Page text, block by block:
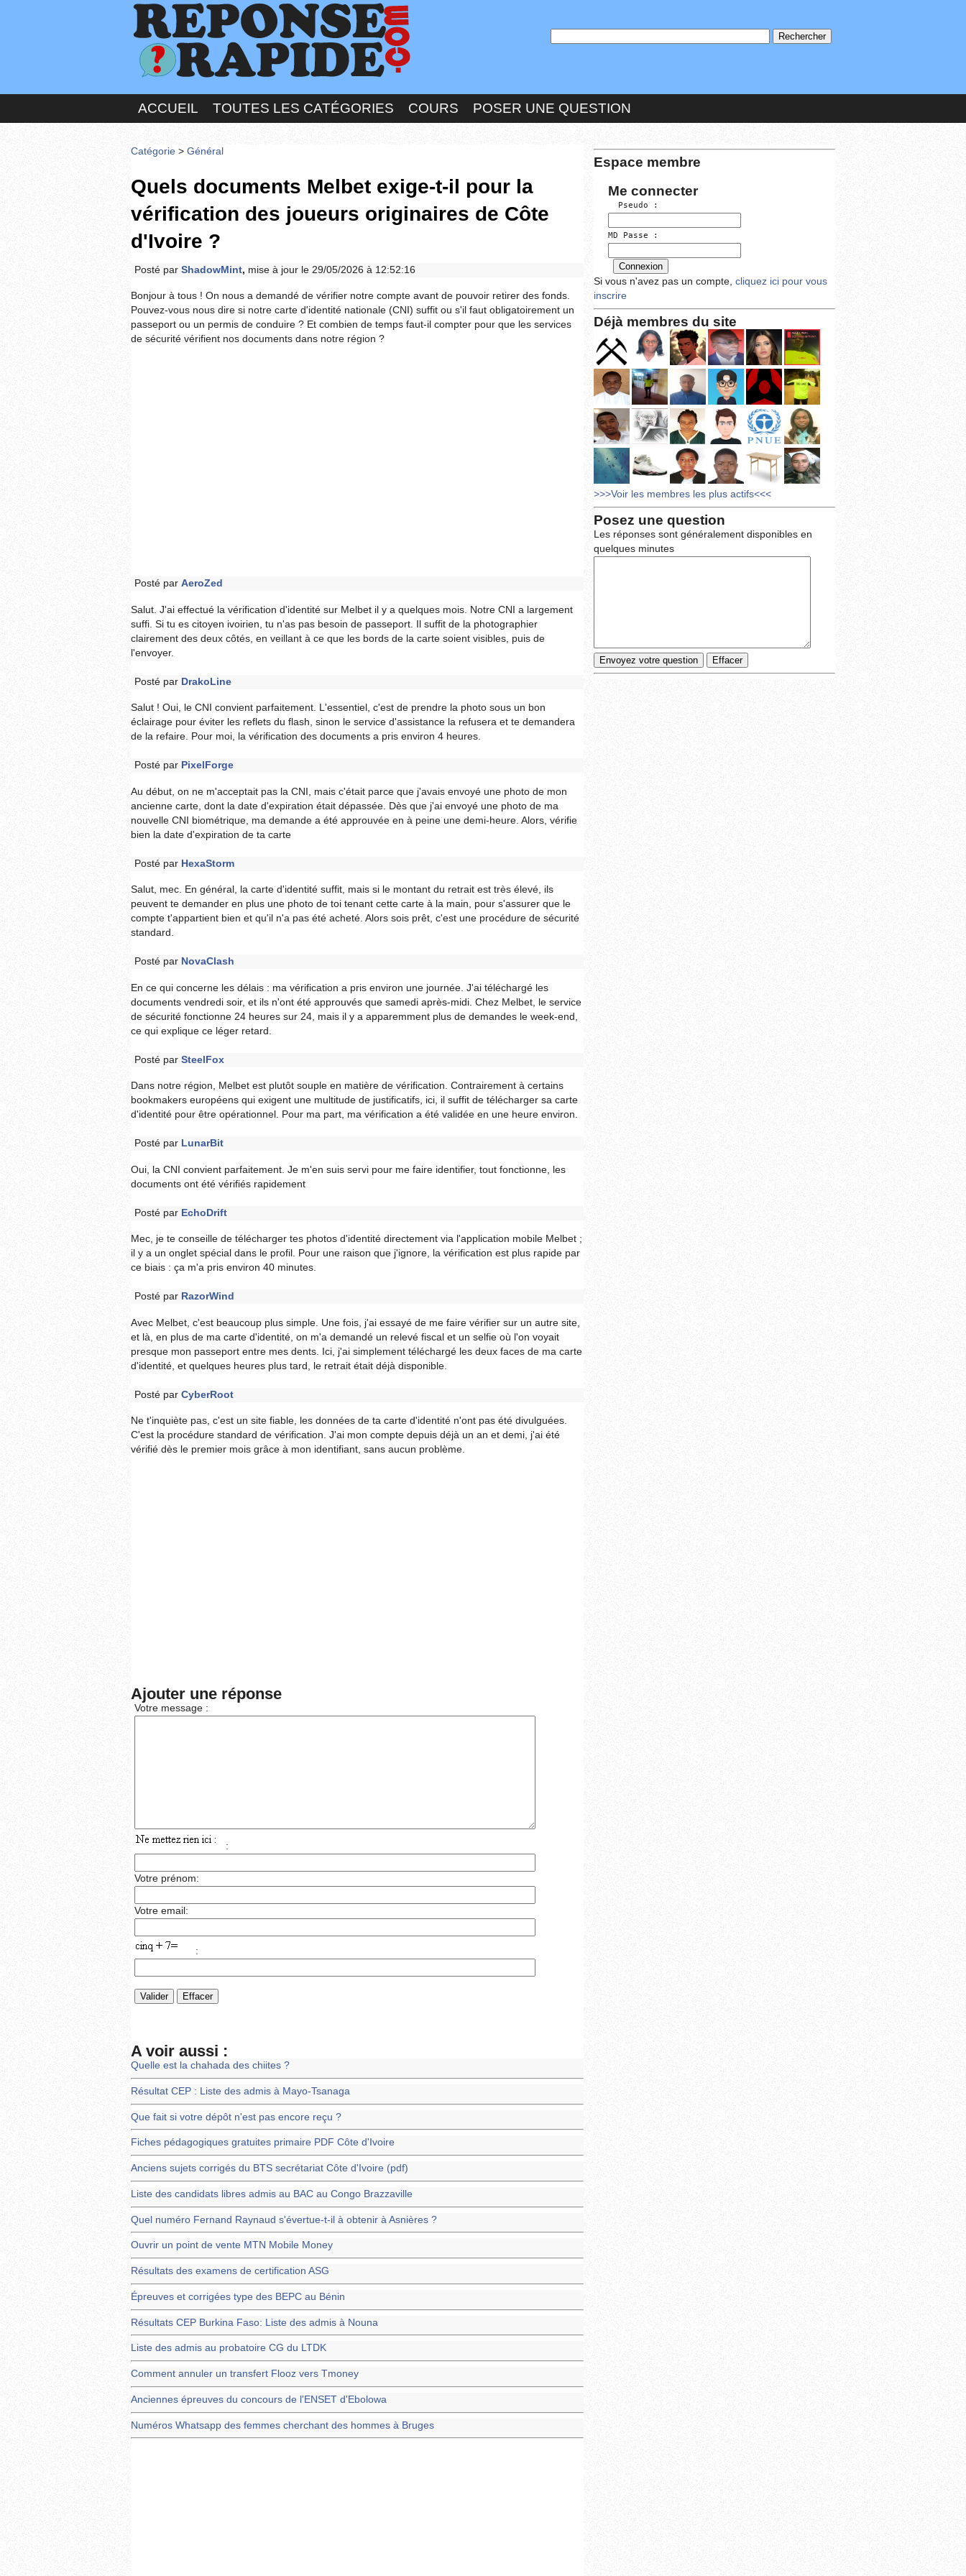
ACCUEIL TOUTES LES CATÉGORIES COURS POSER UNE QUESTION
Catégorie > Général
Quels documents Melbet exige-t-il pour la
vérification des joueurs originaires de Côte
d'Ivoire ?
Posté par ShadowMint, mise à jour le 29/05/2026 à 12:52:16
Bonjour à tous ! On nous a demandé de vérifier notre compte avant de pouvoir retirer des fonds.
Pouvez-vous nous dire si notre carte d'identité nationale (CNI) suffit ou s'il faut obligatoirement un
passeport ou un permis de conduire ? Et combien de temps faut-il compter pour que les services
de sécurité vérifient nos documents dans notre région ?
Posté par AeroZed
Salut. J'ai effectué la vérification d'identité sur Melbet il y a quelques mois. Notre CNI a largement
suffi. Si tu es citoyen ivoirien, tu n'as pas besoin de passeport. Il suffit de la photographier
clairement des deux côtés, en veillant à ce que les bords de la carte soient visibles, puis de
l'envoyer.
Posté par DrakoLine
Salut ! Oui, le CNI convient parfaitement. L'essentiel, c'est de prendre la photo sous un bon
éclairage pour éviter les reflets du flash, sinon le service d'assistance la refusera et te demandera
de la refaire. Pour moi, la vérification des documents a pris environ 4 heures.
Posté par PixelForge
Au début, on ne m'acceptait pas la CNI, mais c'était parce que j'avais envoyé une photo de mon
ancienne carte, dont la date d'expiration était dépassée. Dès que j'ai envoyé une photo de ma
nouvelle CNI biométrique, ma demande a été approuvée en à peine une demi-heure. Alors, vérifie
bien la date d'expiration de ta carte
Posté par HexaStorm
Salut, mec. En général, la carte d'identité suffit, mais si le montant du retrait est très élevé, ils
peuvent te demander en plus une photo de toi tenant cette carte à la main, pour s'assurer que le
compte t'appartient bien et qu'il n'a pas été acheté. Alors sois prêt, c'est une procédure de sécurité
standard.
Posté par NovaClash
En ce qui concerne les délais : ma vérification a pris environ une journée. J'ai téléchargé les
documents vendredi soir, et ils n'ont été approuvés que samedi après-midi. Chez Melbet, le service
de sécurité fonctionne 24 heures sur 24, mais il y a apparemment plus de demandes le week-end,
ce qui explique ce léger retard.
Posté par SteelFox
Dans notre région, Melbet est plutôt souple en matière de vérification. Contrairement à certains
bookmakers européens qui exigent une multitude de justificatifs, ici, il suffit de télécharger sa carte
d'identité pour être opérationnel. Pour ma part, ma vérification a été validée en une heure environ.
Posté par LunarBit
Oui, la CNI convient parfaitement. Je m'en suis servi pour me faire identifier, tout fonctionne, les
documents ont été vérifiés rapidement
Posté par EchoDrift
Mec, je te conseille de télécharger tes photos d'identité directement via l'application mobile Melbet ;
il y a un onglet spécial dans le profil. Pour une raison que j'ignore, la vérification est plus rapide par
ce biais : ça m'a pris environ 40 minutes.
Posté par RazorWind
Avec Melbet, c'est beaucoup plus simple. Une fois, j'ai essayé de me faire vérifier sur un autre site,
et là, en plus de ma carte d'identité, on m'a demandé un relevé fiscal et un selfie où l'on voyait
presque mon passeport entre mes dents. Ici, j'ai simplement téléchargé les deux faces de ma carte
d'identité, et quelques heures plus tard, le retrait était déjà disponible.
Posté par CyberRoot
Ne t'inquiète pas, c'est un site fiable, les données de ta carte d'identité n'ont pas été divulguées.
C'est la procédure standard de vérification. J'ai mon compte depuis déjà un an et demi, j'ai été
vérifié dès le premier mois grâce à mon identifiant, sans aucun problème.
Ajouter une réponse
Votre message :
:
Votre prénom:
Votre email:
:
A voir aussi :
Quelle est la chahada des chiites ?
Résultat CEP : Liste des admis à Mayo-Tsanaga
Que fait si votre dépôt n'est pas encore reçu ?
Fiches pédagogiques gratuites primaire PDF Côte d'Ivoire
Anciens sujets corrigés du BTS secrétariat Côte d'Ivoire (pdf)
Liste des candidats libres admis au BAC au Congo Brazzaville
Quel numéro Fernand Raynaud s'évertue-t-il à obtenir à Asnières ?
Ouvrir un point de vente MTN Mobile Money
Résultats des examens de certification ASG
Épreuves et corrigées type des BEPC au Bénin
Résultats CEP Burkina Faso: Liste des admis à Nouna
Liste des admis au probatoire CG du LTDK
Comment annuler un transfert Flooz vers Tmoney
Anciennes épreuves du concours de l'ENSET d'Ebolowa
Numéros Whatsapp des femmes cherchant des hommes à Bruges
Espace membre
Me connecter
  Pseudo :
MD Passe :
Si vous n'avez pas un compte, cliquez ici pour vous
inscrire
Déjà membres du site
>>>Voir les membres les plus actifs<<<
Posez une question
Les réponses sont généralement disponibles en
quelques minutes